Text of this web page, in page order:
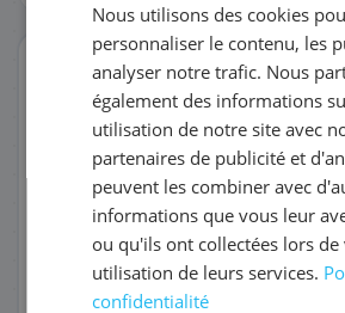
ORIGINAL
RÉFÉRENCE DU PRODUIT
FRÉQUENCE
QUANTITÉ PAR LIVRAISON
DATE DE PREMIÈRE LIVRAISON
Nous utilisons des cookies
personnaliser le contenu, les
analyser notre trafic. Nous
également des informations
utilisation de notre site avec
partenaires de publicité et
peuvent les combiner avec
informations que vous leur
ou qu'ils ont collectées lors
utilisation de leurs services.
confidentialité